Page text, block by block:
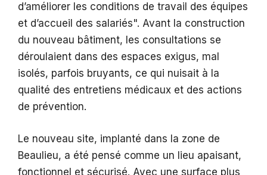
d’améliorer les conditions de travail des équipes
et d’accueil des salariés . Avant la construction
du nouveau bâtiment, les consultations se
déroulaient dans des espaces exigus, mal
isolés, parfois bruyants, ce qui nuisait à la
qualité des entretiens médicaux et des actions
de prévention.
Le nouveau site, implanté dans la zone de
Beaulieu, a été pensé comme un lieu apaisant,
fonctionnel et sécurisé. Avec une surface plus